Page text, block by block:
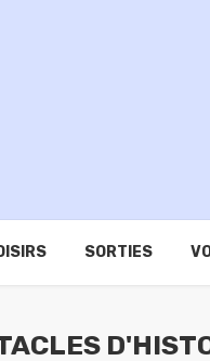
SORTIES